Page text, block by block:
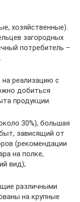
хозяйственные).
загородных
потребитель –
реализацию с
добиться
продукции.
30%), большая
зависящий от
(рекомендации
на полке,
вид);
различными
на крупные